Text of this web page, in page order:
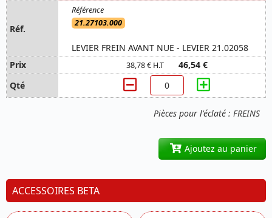
Pièces pour l'éclaté : FREINS
21.27103.000
LEVIER FREIN AVANT NUE - LEVIER 21.02058
38,78 € H.T 46,54 €
Ajoutez au panier
ACCESSOIRES BETA